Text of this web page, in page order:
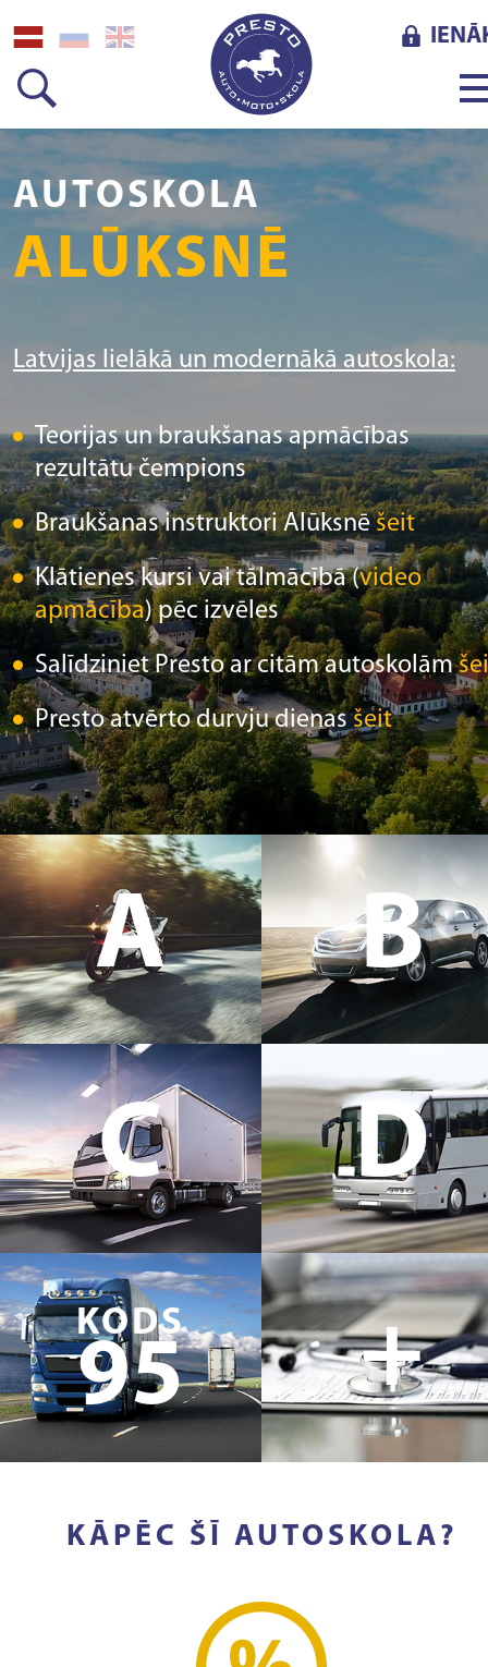
AUTOSKOLA
ALŪKSNĒ
Latvijas lielākā un modernākā autoskola:
Teorijas un braukšanas apmācības
rezultātu čempions
Braukšanas instruktori Alūksnēšeit
Klātienes kursi vai tālmācībā (video
apmācība) pēc izvēles
Salīdziniet Presto ar citām autoskolām
Presto atvērto durvju dienasšeit
A
B
C
D
KODS
95 +
KĀPĒC ŠĪ AUTOSKOLA?